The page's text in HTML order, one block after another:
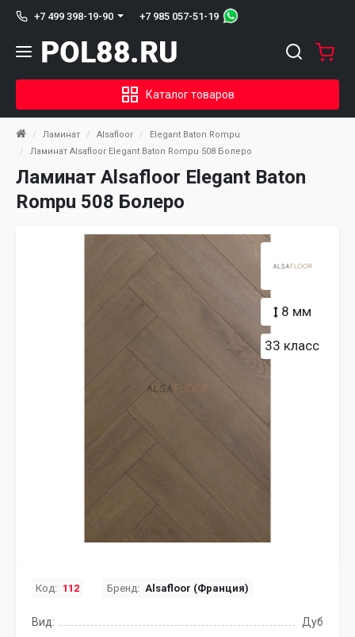
+7 499 398-19-90 +7 985 057-51-19
Каталог товаров
Ламинат Alsafloor
Elegant Baton Rompu
Ламинат Alsafloor Elegant Baton Rompu 508 Болеро
Ламинат Alsafloor Elegant Baton
Rompu 508 Болеро
8 мм
33 класс
Код: 112 Бренд: Alsafloor (Франция)
Вид:
Дуб